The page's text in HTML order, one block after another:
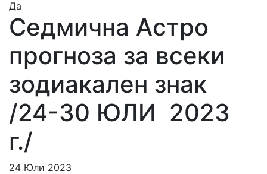
Да
Седмична Астро
прогноза за всеки
зодиакален знак
/24-30 ЮЛИ 2023
г./
24 Юли 2023